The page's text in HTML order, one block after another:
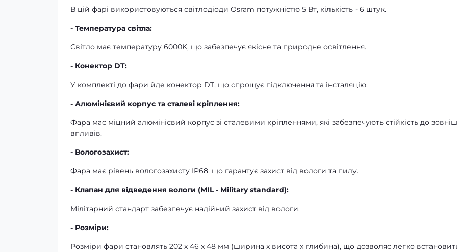
В цій фарі використовуються світлодіоди Osram потужністю 5 Вт, кількість - 6 штук.
- Температура світла:
Світло має температуру 6000K, що забезпечує якісне та природне освітлення.
- Конектор DT:
У комплекті до фари йде конектор DT, що спрощує підключення та інсталяцію.
- Алюмінієвий корпус та сталеві кріплення:
Фара має міцний алюмінієвий корпус зі сталевими кріпленнями, які забезпечують стійкість до
впливів.
- Вологозахист:
Фара має рівень вологозахисту IP68, що гарантує захист від вологи та пилу.
- Клапан для відведення вологи (MIL - Military standard):
Мілітарний стандарт забезпечує надійний захист від вологи.
- Розміри:
Розміри фари становлять 202 х 46 х 48 мм (ширина x висота x глибина), що дозволяє легко